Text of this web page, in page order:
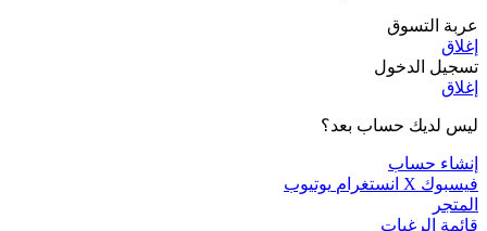
عربة التسوق
إغلاق
تسجيل الدخول
إغلاق
ليس لديك حساب بعد؟
إنشاء حساب
فيسبوك X انستغرام يوتيوب
المتجر
قائمة الرغبات